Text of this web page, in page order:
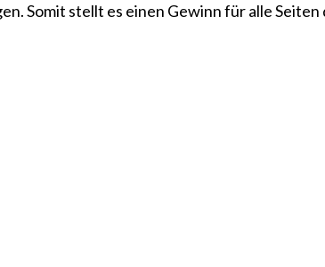
Somit stellt es einen Gewinn für alle